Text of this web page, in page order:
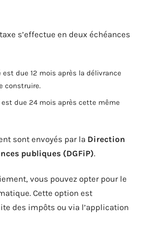
s’effectue en deux échéances
due 12 mois après la délivrance
construire.
due 24 mois après cette même
sont envoyés par la Direction
publiques (DGFiP).
vous pouvez opter pour le
Cette option est
des impôts ou via l’application